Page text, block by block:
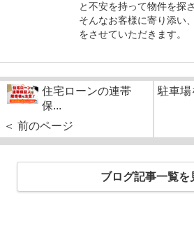
と不安を持って物件を探
そんなお客様に寄り添い
をさせていただきます。
住宅ローンの連帯
保...
＜ 前のページ
駐車場
ブログ記事一覧を